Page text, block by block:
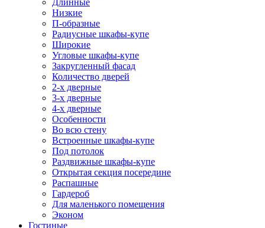
Длинные
Низкие
П-образные
Радиусные шкафы-купе
Широкие
Угловые шкафы-купе
Закругленный фасад
Количество дверей
2-х дверные
3-х дверные
4-х дверные
Особенности
Во всю стену
Встроенные шкафы-купе
Под потолок
Раздвижные шкафы-купе
Открытая секция посередине
Распашные
Гардероб
Для маленького помещения
Эконом
Гостиные